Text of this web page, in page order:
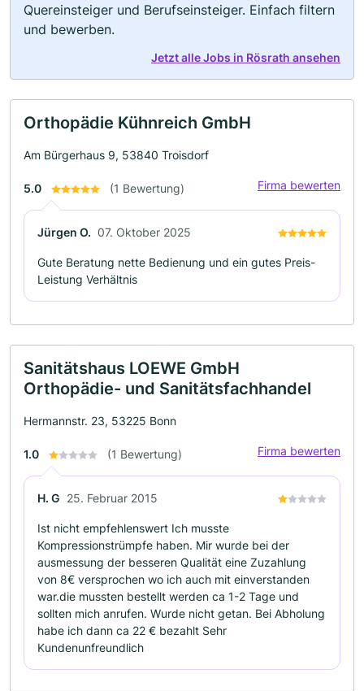
Quereinsteiger und Berufseinsteiger. Einfach filtern
und bewerben.
Jetzt alle Jobs in Rösrath ansehen
Orthopädie Kühnreich GmbH
Am Bürgerhaus 9, 53840 Troisdorf
5.0 (1 Bewertung) Firma bewerten
Jürgen O. 07. Oktober 2025
Gute Beratung nette Bedienung und ein gutes Preis-
Leistung Verhältnis
Sanitätshaus LOEWE GmbH
Orthopädie- und Sanitätsfachhandel
Hermannstr. 23, 53225 Bonn
1.0 (1 Bewertung) Firma bewerten
H. G 25. Februar 2015
Ist nicht empfehlenswert Ich musste
Kompressionstrümpfe haben. Mir wurde bei der
ausmessung der besseren Qualität eine Zuzahlung
von 8€ versprochen wo ich auch mit einverstanden
war.die mussten bestellt werden ca 1-2 Tage und
sollten mich anrufen. Wurde nicht getan. Bei Abholung
habe ich dann ca 22 € bezahlt Sehr
Kundenunfreundlich